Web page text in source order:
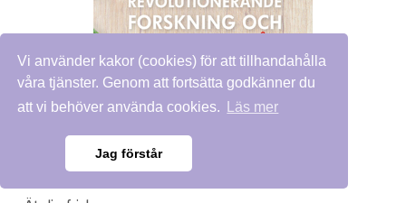
Vi använder kakor (cookies) för att tillhandahålla
våra tjänster. Genom att fortsätta godkänner du
att vi behöver använda cookies.
Läs mer
Jag förstår